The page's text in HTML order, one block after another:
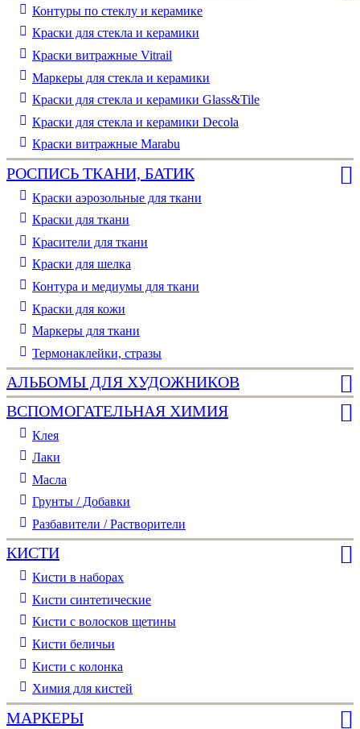
Контуры по стеклу и керамике
Краски для стекла и керамики
Краски витражные Vitrail
Маркеры для стекла и керамики
Краски для стекла и керамики Glass&Tile
Краски для стекла и керамики Decola
Краски витражные Marabu
РОСПИСЬ ТКАНИ, БАТИК
Краски аэрозольные для ткани
Краски для ткани
Красители для ткани
Краски для шелка
Контура и медиумы для ткани
Краски для кожи
Маркеры для ткани
Термонаклейки, стразы
АЛЬБОМЫ ДЛЯ ХУДОЖНИКОВ
ВСПОМОГАТЕЛЬНАЯ ХИМИЯ
Клея
Лаки
Масла
Грунты / Добавки
Разбавители / Растворители
КИСТИ
Кисти в наборах
Кисти синтетические
Кисти с волосков щетины
Кисти беличьи
Кисти с колонка
Химия для кистей
МАРКЕРЫ